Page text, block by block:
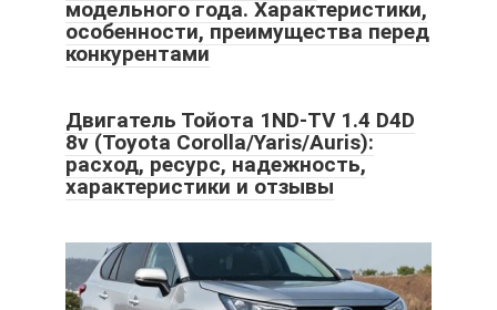
модельного года. Характеристики,
особенности, преимущества перед
конкурентами
Двигатель Тойота 1ND-TV 1.4 D4D
8v (Toyota Corolla/Yaris/Auris):
расход, ресурс, надежность,
характеристики и отзывы